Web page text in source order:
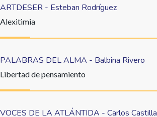
ARTDESER - Esteban Rodríguez
Alexitimia
PALABRAS DEL ALMA - Balbina Rivero
Libertad de pensamiento
VOCES DE LA ATLÁNTIDA - Carlos Castilla